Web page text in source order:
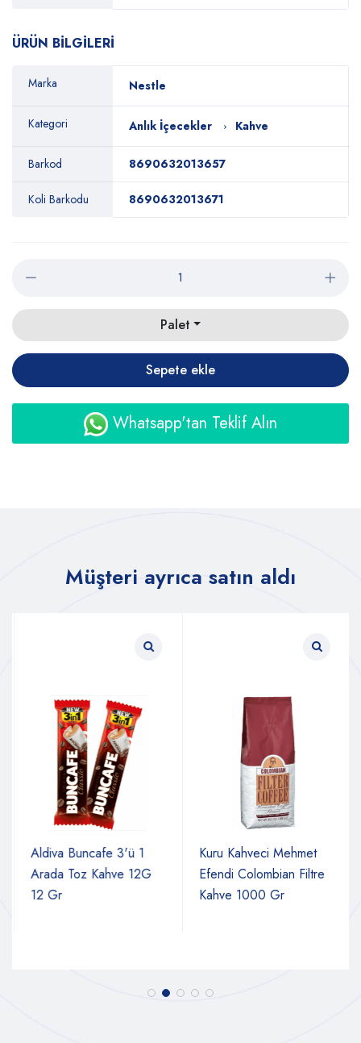
ÜRÜN BİLGİLERİ
Marka Nestle
Kategori Anlık İçecekler Kahve
Barkod 8690632013657
Koli Barkodu 8690632013671
Palet
Sepete ekle
Whatsapp'tan Teklif Alın
Müşteri ayrıca satın aldı
Aldiva Buncafe 3'ü 1
Arada Toz Kahve 12G
12 Gr
Kuru Kahveci Mehmet
Efendi Colombian Filtre
Kahve 1000 Gr